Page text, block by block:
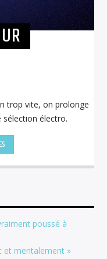
trop vite, on prolonge
électro.
poussé à
et mentalement »